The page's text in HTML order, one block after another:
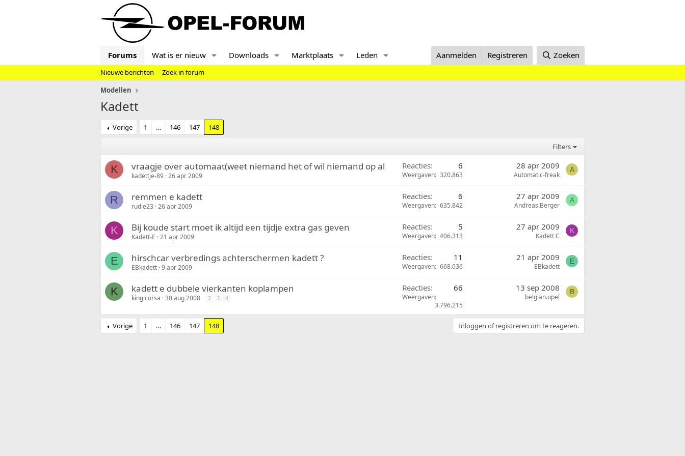
Forums Wat is er nieuw Downloads Marktplaats Leden Aanmelden Registreren Zoeken
Nieuwe berichten
Zoek in forum
Modellen
Kadett
Vorige 1 … 146 147 148
Filters
K vraagje over automaat(weet niemand het of wil niemand op al
kadettje-89 26 apr 2009
Reacties 6
Weergaven 320.863
28 apr 2009
Automatic-freak
A
R remmen e kadett
rudie23 26 apr 2009
Reacties 6
Weergaven 635.842
27 apr 2009
Andreas.Berger
A
K Bij koude start moet ik altijd een tijdje extra gas geven
Kadett-E 21 apr 2009
Reacties 5
Weergaven 406.313
27 apr 2009
Kadett C
K
E hirschcar verbredings achterschermen kadett ?
EBkadett 9 apr 2009
Reacties 11
Weergaven 668.036
21 apr 2009
EBkadett
E
K kadett e dubbele vierkanten koplampen
king corsa 30 aug 2008 2 3 4
Reacties 66
Weergaven
3.796.215
13 sep 2008
belgian.opel
B
Vorige 1 … 146 147 148 Inloggen of registreren om te reageren.